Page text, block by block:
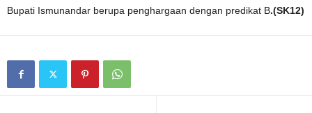
Bupati Ismunandar berupa penghargaan dengan predikat B.(SK12)